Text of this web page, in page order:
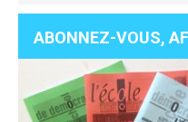
ABONNEZ-VOUS,